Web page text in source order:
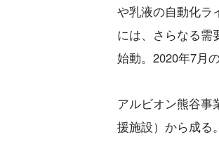
や乳液の自動化ラ
には、さらなる需
始動。2020年7月
アルビオン熊谷事
援施設）から成る